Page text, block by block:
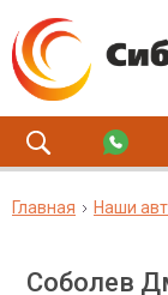
Главная Наши
Соболев